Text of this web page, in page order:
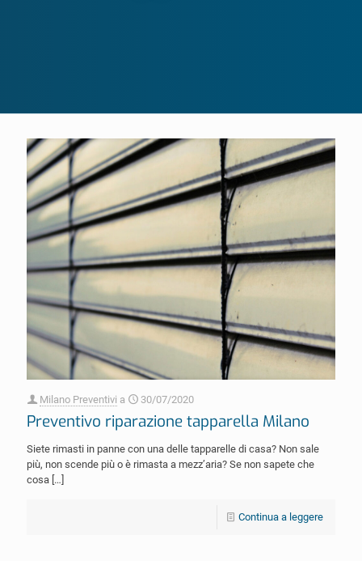
Milano Preventivi a 30/07/2020
Preventivo riparazione tapparella Milano
Siete rimasti in panne con una delle tapparelle di casa? Non sale
più, non scende più o è rimasta a mezz’aria? Se non sapete che
cosa […]
Continua a leggere